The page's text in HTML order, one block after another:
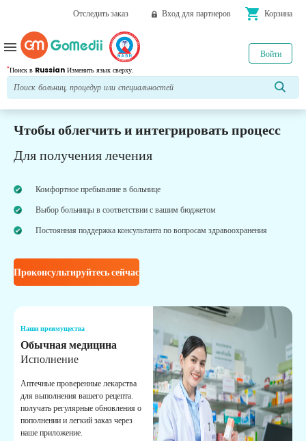
Отследить заказ Вход для партнеров shopping_cart Корзина
*Поиск в Russian Изменить язык сверху.
Войти
menu
Чтобы облегчить и интегрировать процесс
Для получения лечения
Комфортное пребывание в больнице
Выбор больницы в соответствии с вашим бюджетом
Постоянная поддержка консультанта по вопросам здравоохранения
Проконсультируйтесь сейчас
Наши преимущества
Обычная медицина
Исполнение
Аптечные проверенные лекарства
для выполнения вашего рецепта.
получать регулярные обновления о
пополнении и легкий заказ через
наше приложение.